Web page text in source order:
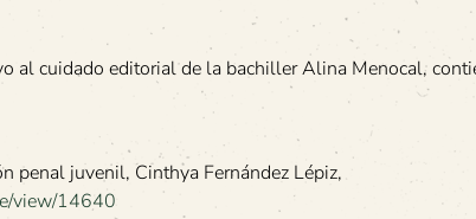
al cuidado editorial de la bachiller Alina Menocal,
penal juvenil, Cinthya Fernández Lépiz,
view/14640